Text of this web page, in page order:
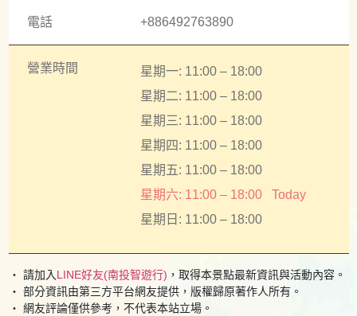
電話 +886492763890
營業時間
星期一: 11:00 – 18:00
星期二: 11:00 – 18:00
星期三: 11:00 – 18:00
星期四: 11:00 – 18:00
星期五: 11:00 – 18:00
星期六: 11:00 – 18:00
Today
星期日: 11:00 – 18:00
・ 請加入LINE好友(南投智遊行) ，取得本景點最新資訊與活動內容。
・ 部分資訊由第三方平台網友提供，版權歸原著作人所有。
・ 網友評論僅供參考，不代表本站立場。